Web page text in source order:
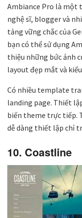
Ambiance Pro là một
nghệ sĩ, blogger và
tảng vững chắc của
bạn có thể sử dụng
thiệu những bức ảnh
layout đẹp mắt và
Có nhiều template
landing page. Thiết
biến theme trực tiếp.
dễ dàng thiết lập chỉ
10. Coastline